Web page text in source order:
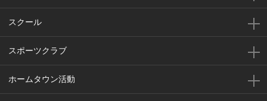
スクール
スポーツクラブ
ホームタウン活動